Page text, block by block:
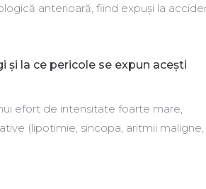
anterioară, fiind expuși la
la ce pericole se expun acești
efort de intensitate foarte mare,
(lipotimie, sincopa, aritmii maligne,